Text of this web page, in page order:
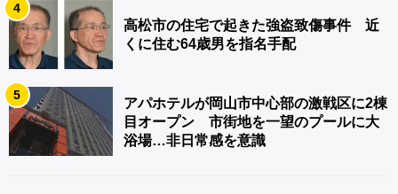
4
高松市の住宅で起きた強盗致傷事件 近
くに住む64歳男を指名手配
5
アパホテルが岡山市中心部の激戦区に2棟
目オープン 市街地を一望のプールに大
浴場…非日常感を意識